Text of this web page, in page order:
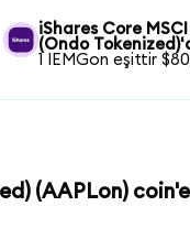
iShares Core
(Ondo
1 IEMGon eşittir
(AAPLon)